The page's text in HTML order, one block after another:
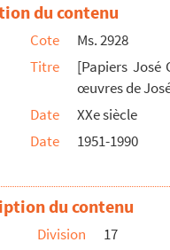
provenant d'un
catalogue
MONTARIOL, Jean. Grande
Gaston ; SAINT-
Traité des droits
(Trad.). Elemens
du contenu
Cote
Ms. 2928
Titre
[Papiers José
œuvres de
Date
XXe siècle
Date
1951-1990
du contenu
Division
17